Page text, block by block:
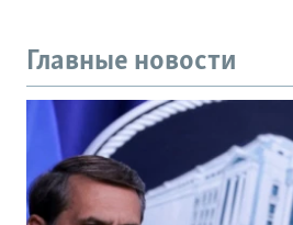
Главные новости